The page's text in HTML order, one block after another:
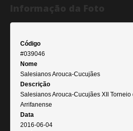
Código
#039046
Nome
Salesianos Arouca-Cucujães
Descrição
Salesianos Arouca-Cucujães XII
Arrifanense
Data
2016-06-04